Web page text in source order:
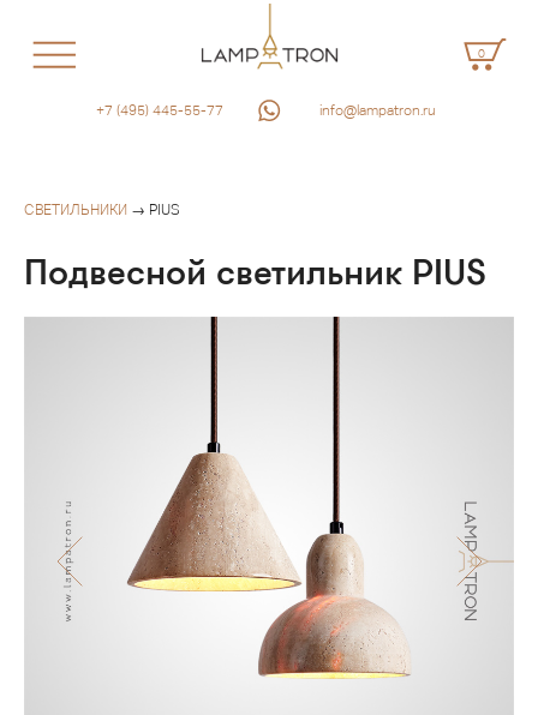
0
+7 (495) 445-55-77 info@lampatron.ru
СВЕТИЛЬНИКИ → PIUS
Подвесной светильник PIUS